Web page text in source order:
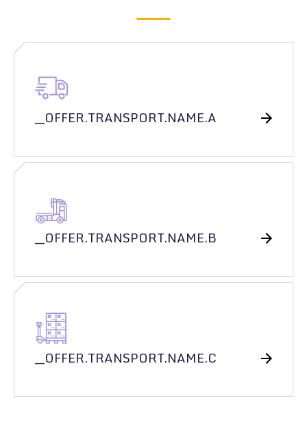
__OFFER.TRANSPORT.NAME.A
__OFFER.TRANSPORT.NAME.B
__OFFER.TRANSPORT.NAME.C